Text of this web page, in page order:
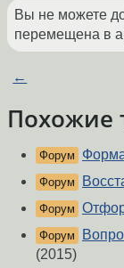
Вы не можете
перемещена в
←
Похожие
Форум
Форум
Форум
Форум
(2015)